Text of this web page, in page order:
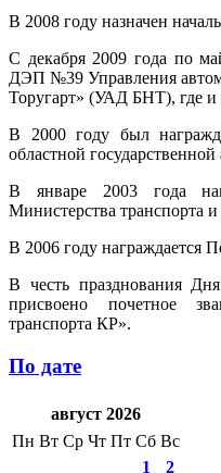
В 2008 году назначен
С декабря 2009 года по
ДЭП №39 Управления
Торугарт» (УАД БНТ), где и
В 2000 году был
областной
В январе 2003 года
Министерства транспорта
В 2006 году награждается
В честь празднования
присвоено почетное
транспорта КР».
По дате
август 2026
Пн Вт Ср Чт Пт Сб Вс
1
2